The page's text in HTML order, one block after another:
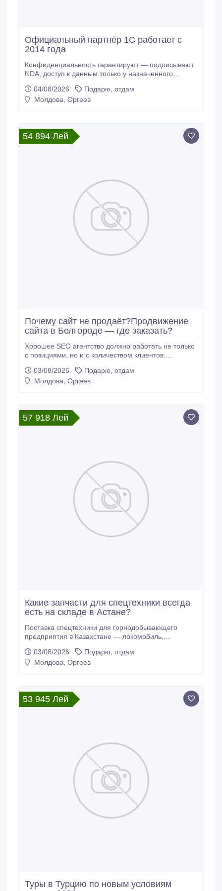
Официальный партнёр 1С работает с
2014 года
Конфиденциальность гарантируют — подписывают
NDA, доступ к данным только у назначенного
важное условие при выборе партнёра. внедрение
1С.
04/08/2026
Подарю, отдам
Молдова, Оргеев
54 894 Лей
Почему сайт не продаёт?Продвижение
сайта в Белгороде — где заказать?
Хорошее SEO агентство должно работать не только
с позициями, но и с количеством клиентов.
результат. SEO агентство.
03/08/2026
Подарю, отдам
Молдова, Оргеев
57 918 Лей
Какие запчасти для спецтехники всегда
есть на складе в Астане?
Поставка спецтехники для горнодобывающего
предприятия в Казахстане — локомобиль,
документация. Теперь по каждой единице видим
реальную картину затрат. лизинг тракторов
03/08/2026
Подарю, отдам
Молдова, Оргеев
53 945 Лей
Туры в Турцию по новым условиям